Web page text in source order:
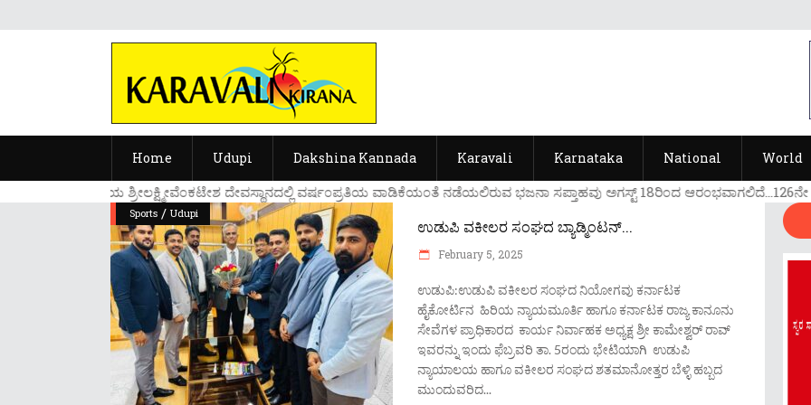
Home Udupi Dakshina Kannada Karavali Karnataka National World
....ಉಡುಪಿಯ ಶ್ರೀಲಕ್ಷ್ಮೀವೆ೦ಕಟೇಶ ದೇವಸ್ಥಾನದಲ್ಲಿ ವರ್ಷ೦ಪ್ರತಿಯ ವಾಡಿಕೆಯ೦ತೆ ನಡೆಯಲಿರುವ ಭಜನಾ ಸಪ್ತಾಹವು ಅಗಸ್ಟ್ 18ರಿ೦ದ ಆರ೦ಭವಾಗಲಿದೆ...126ನೇ
Sports / Udupi
ಉಡುಪಿ ವಕೀಲರ ಸಂಘದ ಬ್ಯಾಡ್ಮಿಂಟನ್...
February 5, 2025
ಉಡುಪಿ:ಉಡುಪಿ ವಕೀಲರ ಸಂಘದ ನಿಯೋಗವು ಕರ್ನಾಟಕ
ಹೈಕೋರ್ಟಿನ ಹಿರಿಯ ನ್ಯಾಯಮೂರ್ತಿ ಹಾಗೂ ಕರ್ನಾಟಕ ರಾಜ್ಯ ಕಾನೂನು
ಸೇವೆಗಳ ಪ್ರಾಧಿಕಾರದ ಕಾರ್ಯ ನಿರ್ವಾಹಕ ಅಧ್ಯಕ್ಷ ಶ್ರೀ ಕಾಮೇಶ್ವರ್ ರಾವ್
ಇವರನ್ನು ಇಂದು ಫೆಬ್ರವರಿ ತಾ. 5ರಂದು ಭೇಟಿಯಾಗಿ ಉಡುಪಿ
ನ್ಯಾಯಾಲಯ ಹಾಗೂ ವಕೀಲರ ಸಂಘದ ಶತಮಾನೋತ್ತರ ಬೆಳ್ಳಿ ಹಬ್ಬದ
ಮುಂದುವರಿದ